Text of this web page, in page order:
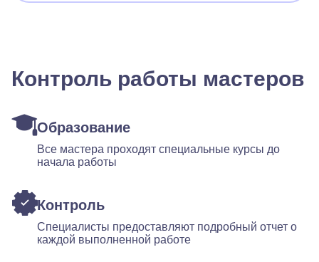
Контроль работы мастеров
Образование
Все мастера проходят специальные курсы до
начала работы
Контроль
Специалисты предоставляют подробный отчет о
каждой выполненной работе